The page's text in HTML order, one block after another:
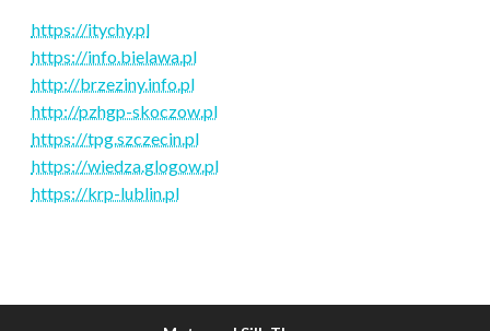
https://itychy.pl
https://info.bielawa.pl
http://brzeziny.info.pl
http://pzhgp-skoczow.pl
https://tpg.szczecin.pl
https://wiedza.glogow.pl
https://krp-lublin.pl